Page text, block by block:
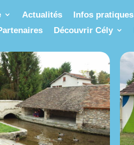
Actualités Infos pratiques
Découvrir Cély